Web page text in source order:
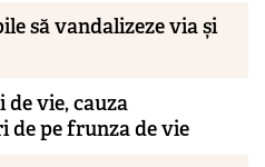
să vandalizeze via și
vie, cauza
pe frunza de vie